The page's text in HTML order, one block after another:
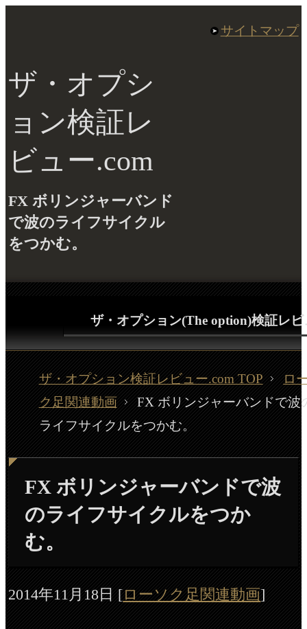
ザ・オプシ
ョン検証レ
ビュー.com
FX ボリンジャーバンド
で波のライフサイクル
をつかむ。
ザ・オプション(The option)検証レビ
ザ・オプション検証レビュー.com TOP
ロ
ク足関連動画
FX ボリンジャーバンドで波
ライフサイクルをつかむ。
FX ボリンジャーバンドで波
のライフサイクルをつか
む。
2014年11月18日[ローソク足関連動画]
サイトマップ